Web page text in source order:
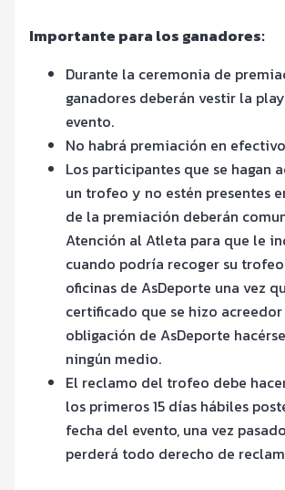
Importante para los ganadores:
Durante la ceremonia de
ganadores deberán vestir la
evento.
No habrá premiación en
Los participantes que se hagan
un trofeo y no estén presentes
de la premiación deberán
Atención al Atleta para que le
cuando podría recoger su
oficinas de AsDeporte una vez
certificado que se hizo acreedor
obligación de AsDeporte
ningún medio.
El reclamo del trofeo debe
los primeros 15 días hábiles
fecha del evento, una vez
perderá todo derecho de